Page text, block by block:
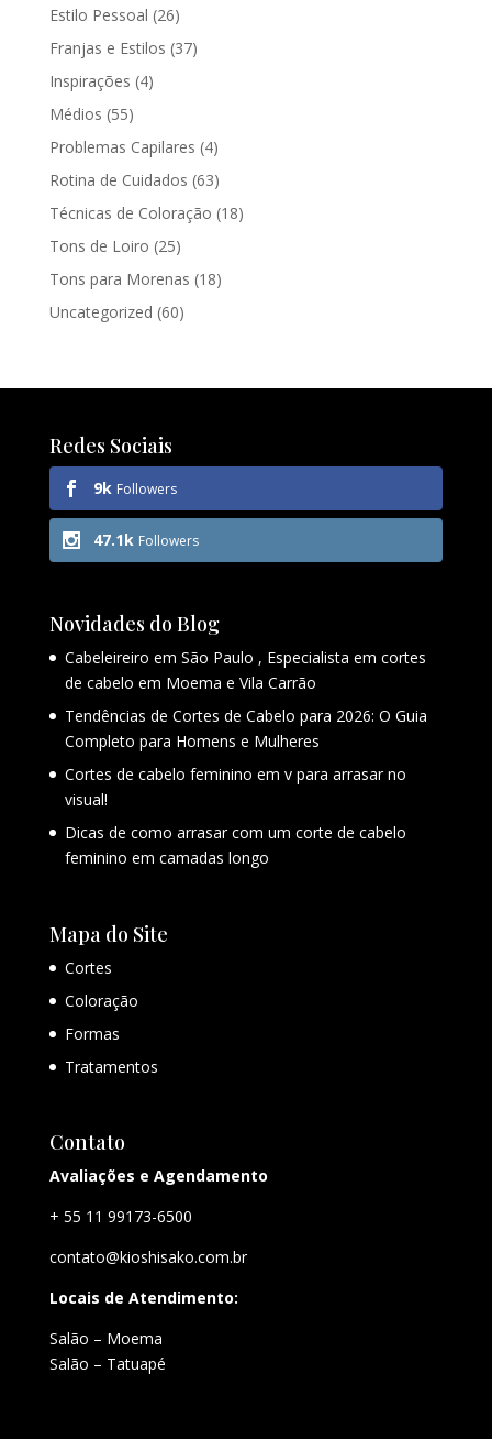
Estilo Pessoal (26)
Franjas e Estilos (37)
Inspirações (4)
Médios (55)
Problemas Capilares (4)
Rotina de Cuidados (63)
Técnicas de Coloração (18)
Tons de Loiro (25)
Tons para Morenas (18)
Uncategorized (60)
Redes Sociais
9k Followers
47.1k Followers
Novidades do Blog
Cabeleireiro em São Paulo , Especialista em cortes
de cabelo em Moema e Vila Carrão
Tendências de Cortes de Cabelo para 2026: O Guia
Completo para Homens e Mulheres
Cortes de cabelo feminino em v para arrasar no
visual!
Dicas de como arrasar com um corte de cabelo
feminino em camadas longo
Mapa do Site
Cortes
Coloração
Formas
Tratamentos
Contato
Avaliações e Agendamento
+ 55 11 99173-6500
contato@kioshisako.com.br
Locais de Atendimento:
Salão – Moema
Salão – Tatuapé